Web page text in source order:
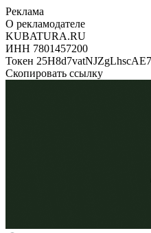
Реклама
О рекламодателе
KUBATURA.RU
ИНН 7801457200
Токен
Скопировать ссылку